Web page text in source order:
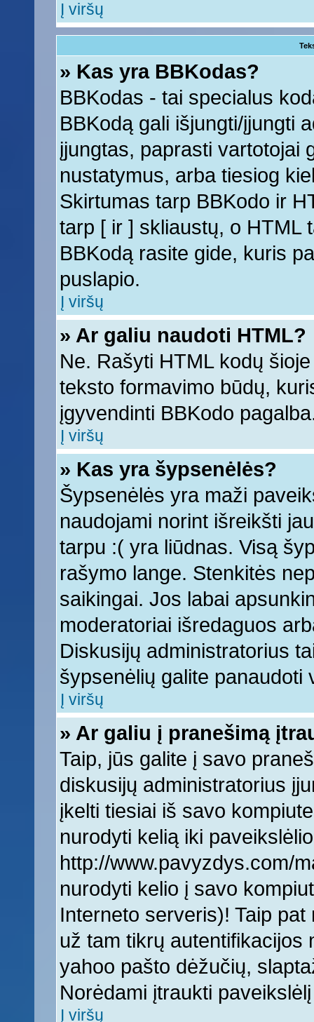
Į viršų
» Kas yra BBKodas?
BBKodas - tai specialus
BBKodą gali išjungti/įjungti
įjungtas, paprasti vartotojai
nustatymus, arba tiesiog
Skirtumas tarp BBKodo ir
tarp [ ir ] skliaustų, o HTML
BBKodą rasite gide, kuris
puslapio.
Į viršų
» Ar galiu naudoti HTML?
Ne. Rašyti HTML kodų
teksto formavimo būdų,
įgyvendinti BBKodo
Į viršų
» Kas yra šypsenėlės?
Šypsenėlės yra maži
naudojami norint išreikšti
tarpu :( yra liūdnas. Visą
rašymo lange. Stenkitės
saikingai. Jos labai
moderatoriai išredaguos
Diskusijų administratorius
šypsenėlių galite panaudoti
Į viršų
» Ar galiu į pranešimą
Taip, jūs galite į savo
diskusijų administratorius
įkelti tiesiai iš savo
nurodyti kelią iki
http://www.pavyzdys.com/
nurodyti kelio į savo
Interneto serveris)! Taip
už tam tikrų autentifikacijos
yahoo pašto dėžučių,
Norėdami įtraukti
Į viršų